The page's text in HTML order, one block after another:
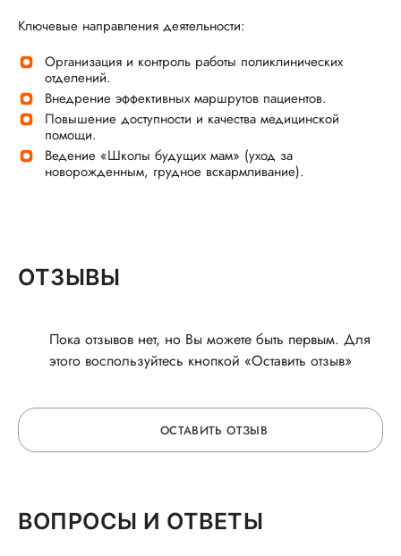
Ключевые направления деятельности:
Организация и контроль работы поликлинических
отделений.
Внедрение эффективных маршрутов пациентов.
Повышение доступности и качества медицинской
помощи.
Ведение «Школы будущих мам» (уход за
новорожденным, грудное вскармливание).
ОТЗЫВЫ
Пока отзывов нет, но Вы можете быть первым. Для
этого воспользуйтесь кнопкой «Оставить отзыв»
ОСТАВИТЬ ОТЗЫВ
ВОПРОСЫ И ОТВЕТЫ